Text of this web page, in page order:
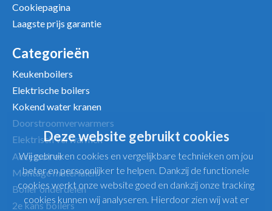
Cookiepagina
Laagste prijs garantie
Categorieën
Keukenboilers
Elektrische boilers
Kokend water kranen
Doorstroomverwarmers
Elektrisch verwarmen
Accessoires
Montage materialen
Boiler onderdelen
2e kans boilers
Deze website gebruikt cookies
Wij gebruiken cookies en vergelijkbare technieken om jou
beter en persoonlijker te helpen. Dankzij de functionele
cookies werkt onze website goed en dankzij onze tracking
cookies kunnen wij analyseren. Hierdoor zien wij wat er